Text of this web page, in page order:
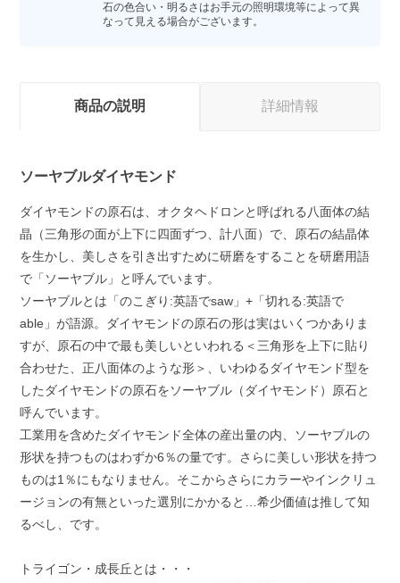
石の色合い・明るさはお手元の照明環境等によって異
なって見える場合がございます。
商品の説明 詳細情報
ソーヤブルダイヤモンド
ダイヤモンドの原石は、オクタヘドロンと呼ばれる八面体の結
晶（三角形の面が上下に四面ずつ、計八面）で、原石の結晶体
を生かし、美しさを引き出すために研磨をすることを研磨用語
で「ソーヤブル」と呼んでいます。
ソーヤブルとは「のこぎり:英語でsaw」+「切れる:英語で
able」が語源。ダイヤモンドの原石の形は実はいくつかありま
すが、原石の中で最も美しいといわれる＜三角形を上下に貼り
合わせた、正八面体のような形＞、いわゆるダイヤモンド型を
したダイヤモンドの原石をソーヤブル（ダイヤモンド）原石と
呼んでいます。
工業用を含めたダイヤモンド全体の産出量の内、ソーヤブルの
形状を持つものはわずか6％の量です。さらに美しい形状を持つ
ものは1％にもなりません。そこからさらにカラーやインクリュ
ージョンの有無といった選別にかかると…希少価値は推して知
るべし、です。
トライゴン・成長丘とは・・・